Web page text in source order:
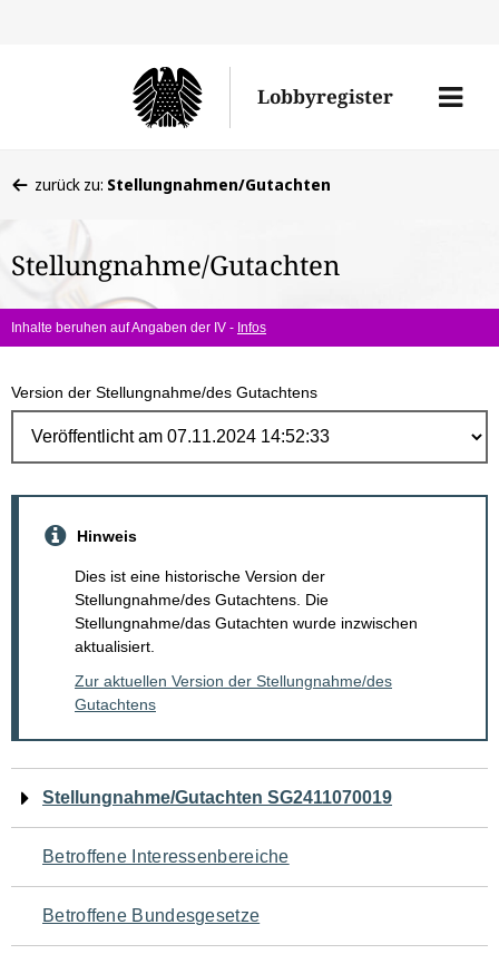
Lobbyregister
Menü
befinden
hier:
zurück zu: Stellungnahmen/Gutachten
Stellungnahme/Gutachten
Inhalte beruhen auf Angaben der IV - Infos
Version der Stellungnahme/des Gutachtens
Hinweis
Dies ist eine historische Version der
Stellungnahme/des Gutachtens. Die
Stellungnahme/das Gutachten wurde inzwischen
aktualisiert.
Zur aktuellen Version der Stellungnahme/des
Gutachtens
Navigation
für
den
Seiteninhalt
Stellungnahme/Gutachten SG2411070019
Betroffene Interessenbereiche
Betroffene Bundesgesetze